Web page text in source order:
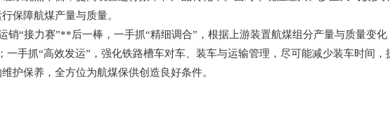
保障航煤产量与质量。
“接力赛”**后一棒，一手抓“精细调合”，根据上游装置航煤组分产量与质量变
一手抓“高效发运”，强化铁路槽车对车、装车与运输管理，尽可能减少装车时间
护保养，全方位为航煤保供创造良好条件。